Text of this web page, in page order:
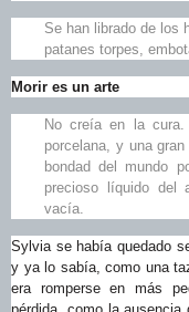
Se han librado de los
patanes torpes,
Morir es un arte
No creía en la
porcelana, y una
bondad del mundo
precioso líquido del
vacía.
Sylvia se había quedado
y ya lo sabía, como una
era romperse en más